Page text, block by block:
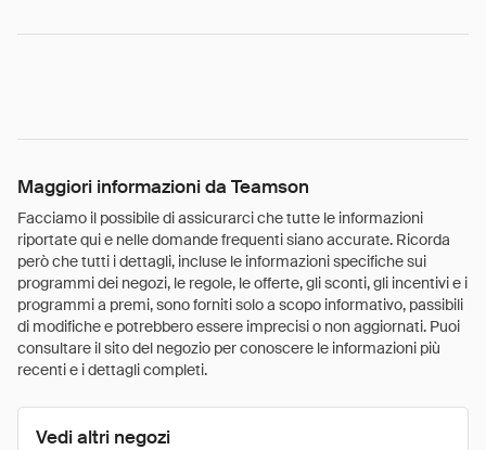
Maggiori informazioni da Teamson
Facciamo il possibile di assicurarci che tutte le informazioni
riportate qui e nelle domande frequenti siano accurate. Ricorda
però che tutti i dettagli, incluse le informazioni specifiche sui
programmi dei negozi, le regole, le offerte, gli sconti, gli incentivi e i
programmi a premi, sono forniti solo a scopo informativo, passibili
di modifiche e potrebbero essere imprecisi o non aggiornati. Puoi
consultare il sito del negozio per conoscere le informazioni più
recenti e i dettagli completi.
Vedi altri negozi